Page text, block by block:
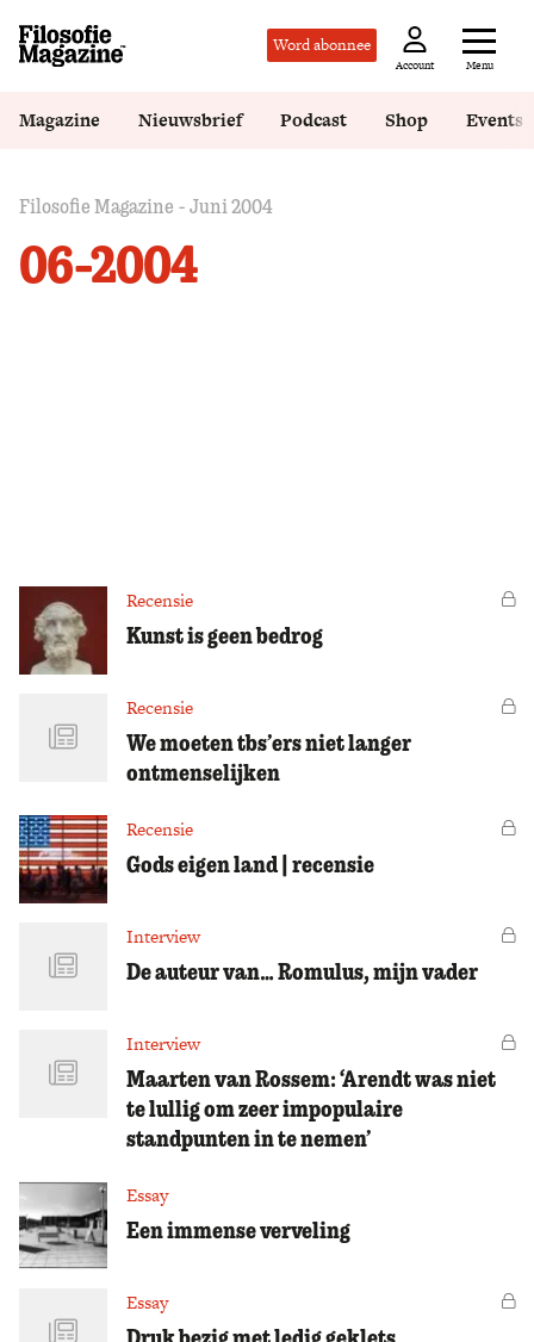
Word abonnee
Account Menu
Magazine Nieuwsbrief Podcast Shop Events
Filosofie Magazine - Juni 2004
06-2004
Recensie
Kunst is geen bedrog
Recensie
We moeten tbs’ers niet langer
ontmenselijken
Recensie
Gods eigen land | recensie
Interview
De auteur van… Romulus, mijn vader
Interview
Maarten van Rossem: ‘Arendt was niet
te lullig om zeer impopulaire
standpunten in te nemen’
Essay
Een immense verveling
Essay